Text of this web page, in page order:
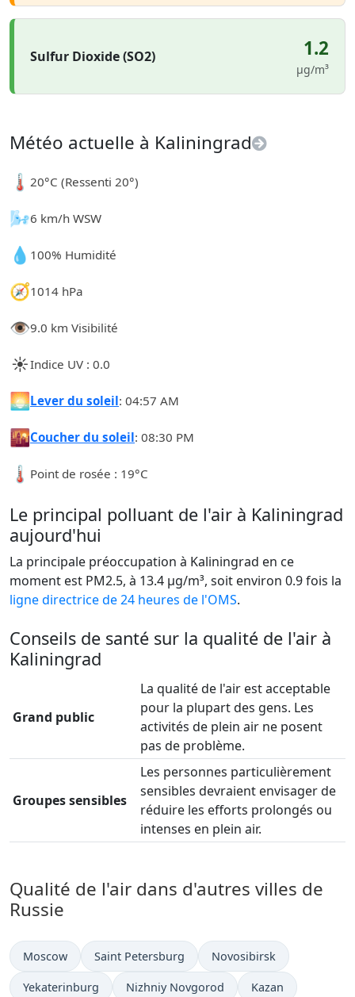
Sulfur Dioxide (SO2) 1.2
µg/m³
Météo actuelle à Kaliningrad
🌡️20°C (Ressenti 20°)
🌬️6 km/h WSW
💧 100% Humidité
🧭1014 hPa
👁️9.0 km Visibilité
☀️Indice UV : 0.0
🌅Lever du soleil: 04:57 AM
🌇Coucher du soleil: 08:30 PM
🌡️ Point de rosée : 19°C
Le principal polluant de l'air à Kaliningrad
aujourd'hui
La principale préoccupation à Kaliningrad en ce
moment est PM2.5, à 13.4 µg/m³, soit environ 0.9 fois la
ligne directrice de 24 heures de l'OMS.
Conseils de santé sur la qualité de l'air à
Kaliningrad
Grand public
La qualité de l'air est acceptable
pour la plupart des gens. Les
activités de plein air ne posent
pas de problème.
Groupes sensibles
Les personnes particulièrement
sensibles devraient envisager de
réduire les efforts prolongés ou
intenses en plein air.
Qualité de l'air dans d'autres villes de
Russie
Moscow Saint Petersburg Novosibirsk
Yekaterinburg Nizhniy Novgorod Kazan